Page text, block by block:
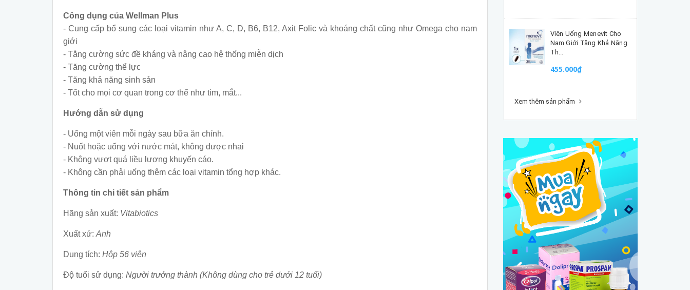
Công dụng của Wellman Plus
- Cung cấp bổ sung các loại vitamin như A, C, D, B6, B12, Axit Folic và khoáng chất cũng như Omega cho nam
giới
- Tằng cường sức đề kháng và nâng cao hệ thống miễn dịch
- Tăng cường thể lực
- Tăng khả năng sinh sản
- Tốt cho mọi cơ quan trong cơ thể như tim, mắt...
Hướng dẫn sử dụng
- Uống một viên mỗi ngày sau bữa ăn chính.
- Nuốt hoặc uống với nước mát, không được nhai
- Không vượt quá liều lượng khuyến cáo.
- Không cần phải uống thêm các loại vitamin tổng hợp khác.
Thông tin chi tiết sản phẩm
Hãng sản xuất: Vitabiotics
Xuất xứ: Anh
Dung tích: Hộp 56 viên
Độ tuổi sử dụng: Người trưởng thành (Không dùng cho trẻ dưới 12 tuổi)
Viên Uống Menevit Cho
Nam Giới Tăng Khả Năng
Th...
455.000₫
Xem thêm sản phẩm